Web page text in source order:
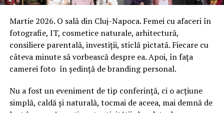
Martie 2026. O sală din Cluj-Napoca. Femei cu afaceri în
fotografie, IT, cosmetice naturale, arhitectură,
consiliere parentală, investiții, sticlă pictată. Fiecare cu
câteva minute să vorbească despre ea. Apoi, în fața
camerei foto în ședință de branding personal.
Nu a fost un eveniment de tip conferință, ci o acțiune
simplă, caldă și naturală, tocmai de aceea, mai demnă de